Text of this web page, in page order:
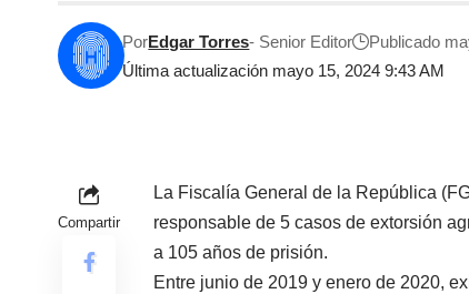
Última actualización mayo 15, 2024 9:43 AM
PorEdgar Torres- Senior Editor Publicado
Compartir
La Fiscalía General de la República
responsable de 5 casos de extorsión
a 105 años de prisión.
Entre junio de 2019 y enero de 2020,